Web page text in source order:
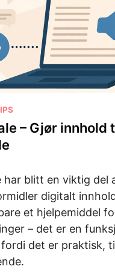
– Gjør innhold
har blitt en viktig del
digitalt
et hjelpemiddel
– det er en
det er praktisk,